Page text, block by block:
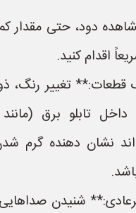
دود، حتی مقدار
اقدام کنید.
قطعات:** تغییر رنگ،
تابلو برق (مانند
نشان دهنده گرم
شنیدن صداهایی